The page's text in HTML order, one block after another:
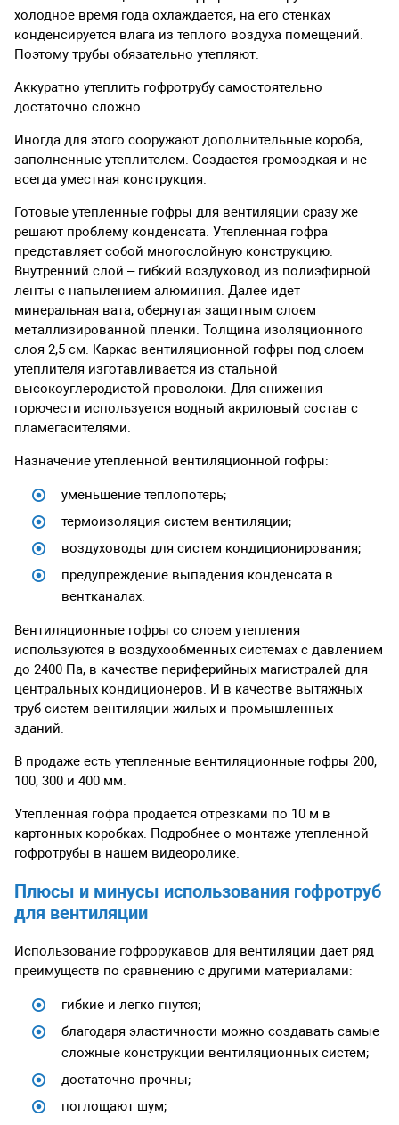
холодное время года охлаждается, на его стенках
конденсируется влага из теплого воздуха помещений.
Поэтому трубы обязательно утепляют.
Аккуратно утеплить гофротрубу самостоятельно
достаточно сложно.
Иногда для этого сооружают дополнительные короба,
заполненные утеплителем. Создается громоздкая и не
всегда уместная конструкция.
Готовые утепленные гофры для вентиляции сразу же
решают проблему конденсата. Утепленная гофра
представляет собой многослойную конструкцию.
Внутренний слой – гибкий воздуховод из полиэфирной
ленты с напылением алюминия. Далее идет
минеральная вата, обернутая защитным слоем
металлизированной пленки. Толщина изоляционного
слоя 2,5 см. Каркас вентиляционной гофры под слоем
утеплителя изготавливается из стальной
высокоуглеродистой проволоки. Для снижения
горючести используется водный акриловый состав с
пламегасителями.
Назначение утепленной вентиляционной гофры:
уменьшение теплопотерь;
термоизоляция систем вентиляции;
воздуховоды для систем кондиционирования;
предупреждение выпадения конденсата в
вентканалах.
Вентиляционные гофры со слоем утепления
используются в воздухообменных системах с давлением
до 2400 Па, в качестве периферийных магистралей для
центральных кондиционеров. И в качестве вытяжных
труб систем вентиляции жилых и промышленных
зданий.
В продаже есть утепленные вентиляционные гофры 200,
100, 300 и 400 мм.
Утепленная гофра продается отрезками по 10 м в
картонных коробках. Подробнее о монтаже утепленной
гофротрубы в нашем видеоролике.
Плюсы и минусы использования гофротруб
для вентиляции
Использование гофрорукавов для вентиляции дает ряд
преимуществ по сравнению с другими материалами:
гибкие и легко гнутся;
благодаря эластичности можно создавать самые
сложные конструкции вентиляционных систем;
достаточно прочны;
поглощают шум;